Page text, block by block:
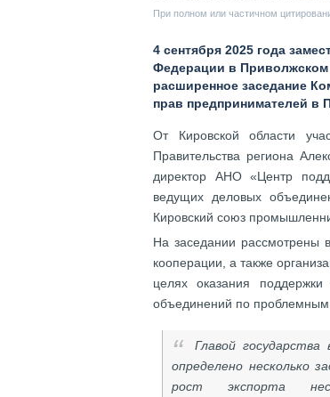
При полном или частичном
4 сентября 2025 года
Федерации в Приволжском
расширенное заседание
прав предпринимателей в
От Кировской области
Правительства региона
директор АНО «Центр
ведущих деловых
Кировский союз
На заседании рассмотрены
кооперации, а также
целях оказания
объединений по
Главой
определено несколько
рост экспорта